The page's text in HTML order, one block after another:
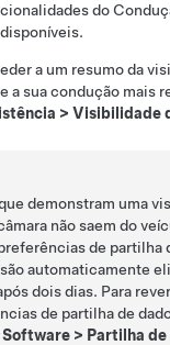
do
a um resumo da
a sua condução mais
> Visibilidade
demonstram uma
não saem do
de partilha
automaticamente
dois dias. Para
de partilha de
Software > Partilha